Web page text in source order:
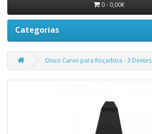
0 - 0,00€
Categorias
Disco Curvo para Roçadora - 3 Dentes